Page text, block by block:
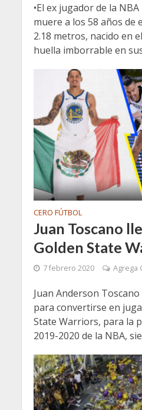
•El ex jugador de la
muere a los 58 años de
2.18 metros, nacido en
huella imborrable en
CERO FÚTBOL
Juan Toscano
Golden State
7 febrero 2020 Agrega
Juan Anderson
para convertirse en
State Warriors, para la
2019-2020 de la NBA,